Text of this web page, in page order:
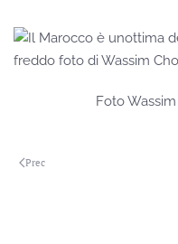
Foto
Prec